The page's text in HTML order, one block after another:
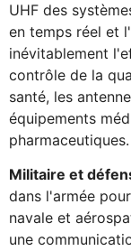
UHF des
en temps réel et
inévitablement
contrôle de la
santé, les
équipements
Militaire et
dans l'armée
navale et
une